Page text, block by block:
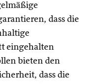
dass die
eingehalten
bieten den
dass die